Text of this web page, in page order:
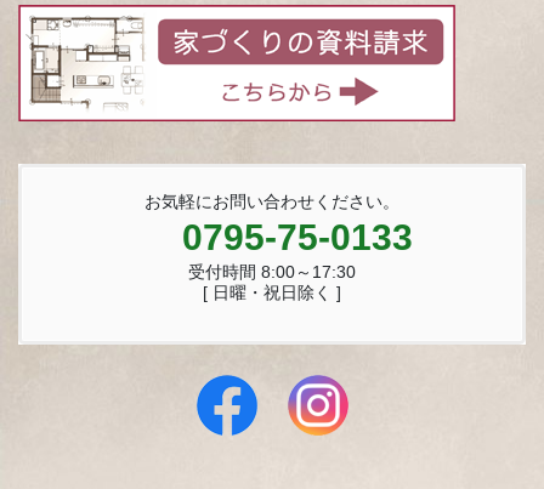
お気軽にお問い合わせください。
0795-75-0133
受付時間 8:00～17:30
[ 日曜・祝日除く ]